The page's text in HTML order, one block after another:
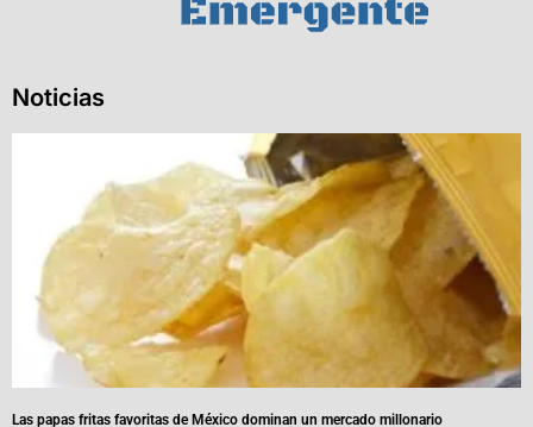
Noticias
Las papas fritas favoritas de México dominan un mercado millonario